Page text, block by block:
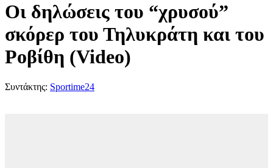
Οι δηλώσεις του “χρυσού”
σκόρερ του Τηλυκράτη και του
Ροβίθη (Video)
Συντάκτης: Sportime24